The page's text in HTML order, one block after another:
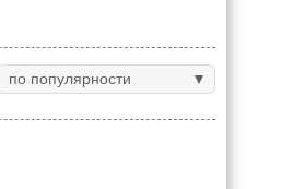
по популярности